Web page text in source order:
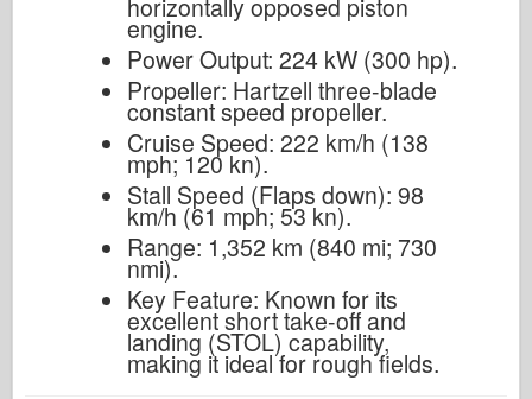
horizontally opposed piston
engine.
Power Output: 224 kW (300 hp).
Propeller: Hartzell three-blade
constant speed propeller.
Cruise Speed: 222 km/h (138
mph; 120 kn).
Stall Speed (Flaps down): 98
km/h (61 mph; 53 kn).
Range: 1,352 km (840 mi; 730
nmi).
Key Feature: Known for its
excellent short take-off and
landing (STOL) capability,
making it ideal for rough fields.